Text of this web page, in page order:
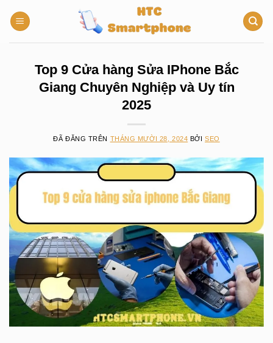
đến
Top 9 Cửa hàng Sửa IPhone Bắc
Giang Chuyên Nghiệp và Uy tín
2025
ĐÃ ĐĂNG TRÊN THÁNG MƯỜI 28, 2024 BỞISEO